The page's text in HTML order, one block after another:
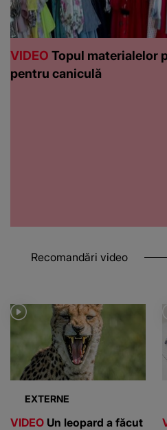
VIDEO Topul materialelor
pentru caniculă
Recomandări video
EXTERNE
VIDEO Un leopard a făcut